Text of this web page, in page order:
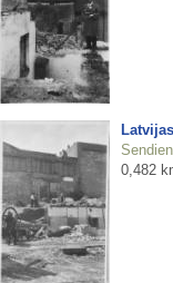
0,482